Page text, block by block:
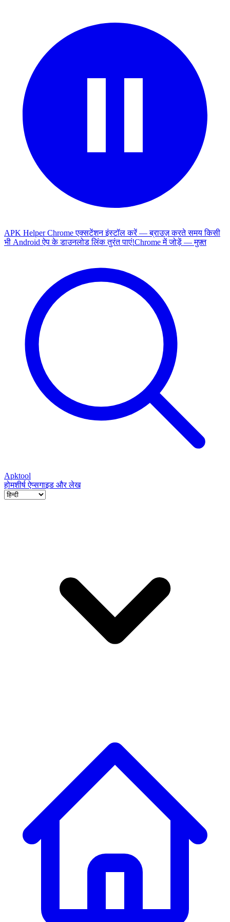
APK Helper Chrome एक्सटेंशन इंस्टॉल करें — ब्राउज़ करते समय किसी
भी Android ऐप के डाउनलोड लिंक तुरंत पाएं!Chrome में जोड़ें — मुफ़्त
Apktool
होमशीर्ष ऐप्सगाइड और लेख